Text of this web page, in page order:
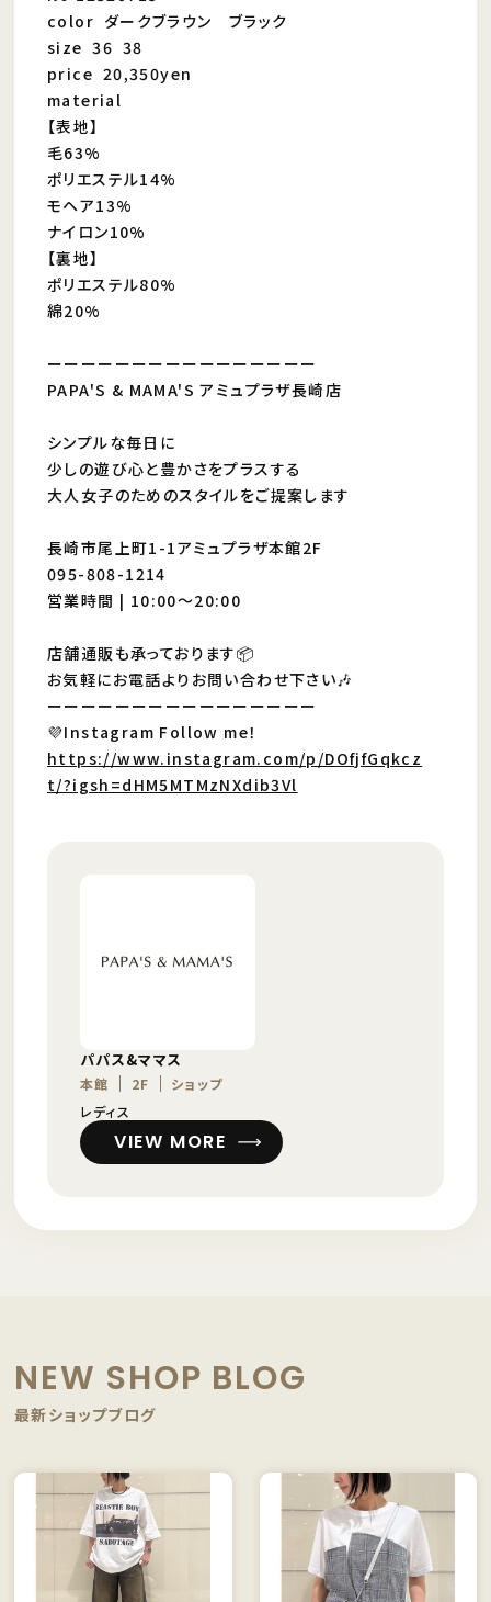
color ダークブラウン ブラック
size 36 38
price 20,350yen
material
【表地】
毛63%
ポリエステル14%
モヘア13%
ナイロン10%
【裏地】
ポリエステル80%
綿20%
ーーーーーーーーーーーーーーーー
PAPA'S & MAMA'S アミュプラザ長崎店
シンプルな毎日に
少しの遊び心と豊かさをプラスする
大人女子のためのスタイルをご提案します
長崎市尾上町1-1アミュプラザ本館2F
095-808-1214
営業時間 | 10:00〜20:00
店舗通販も承っております📦
お気軽にお電話よりお問い合わせ下さい🎶
ーーーーーーーーーーーーーーーー
💜Instagram Follow me！
https://www.instagram.com/p/DOfjfGqkcz
t/?igsh=dHM5MTMzNXdib3Vl
パパス&ママス
本館 2F
ショップ
レディス
VIEW MORE
NEW SHOP BLOG
最新ショップブログ